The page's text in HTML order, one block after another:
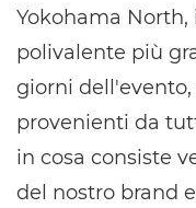
Yokohama
polivalente più
giorni
provenienti da
in cosa consiste
del nostro brand